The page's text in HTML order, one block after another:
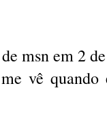
msn em 2
vê